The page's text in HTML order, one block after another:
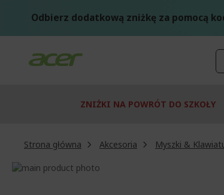
Odbierz dodatkową zniżkę za pomocą
ZNIŻKI NA POWRÓT DO SZKOŁY
Strona główna Akcesoria
Myszki &
Przejdź